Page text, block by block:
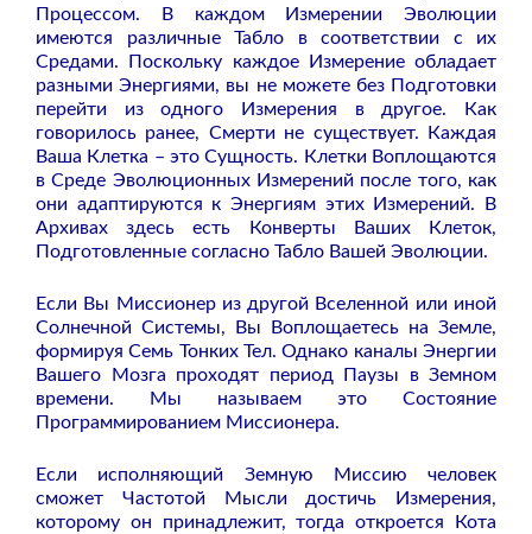
Процессом. В каждом Измерении Эволюции
имеются различные Табло в соответствии с их
Средами. Поскольку каждое Измерение обладает
разными Энергиями, вы не можете без Подготовки
перейти из одного Измерения в другое. Как
говорилось ранее, Смерти не существует. Каждая
Ваша Клетка – это Сущность. Клетки Воплощаются
в Среде Эволюционных Измерений после того, как
они адаптируются к Энергиям этих Измерений. В
Архивах здесь есть Конверты Ваших Клеток,
Подготовленные согласно Табло Вашей Эволюции.
Если Вы Миссионер из другой Вселенной или иной
Солнечной Системы, Вы Воплощаетесь на Земле,
формируя Семь Тонких Тел. Однако каналы Энергии
Вашего Мозга проходят период Паузы в Земном
времени. Мы называем это Состояние
Программированием Миссионера.
Если исполняющий Земную Миссию человек
сможет Частотой Мысли достичь Измерения,
которому он принадлежит, тогда откроется Кота